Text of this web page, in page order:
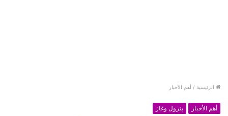
الرئيسية / أهم الأخبار
أهم الأخبار بترول وغاز